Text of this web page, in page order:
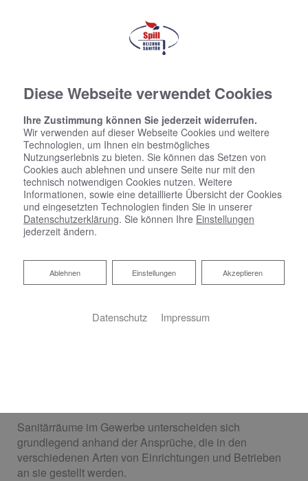
Sanitärräume im Gewerbe unterscheiden sich
grundlegend anhand der Ansprüche, die in den
verschiedenen Arten von Einrichtungen und Betrieben
an sie gestellt werden.
Diese Webseite verwendet Cookies
Ihre Zustimmung können Sie jederzeit widerrufen.
Wir verwenden auf dieser Webseite Cookies und weitere
Technologien, um Ihnen ein bestmögliches
Nutzungserlebnis zu bieten. Sie können das Setzen von
Cookies auch ablehnen und unsere Seite nur mit den
technisch notwendigen Cookies nutzen. Weitere
Informationen, sowie eine detaillierte Übersicht der Cookies
und eingesetzten Technologien finden Sie in unserer
Datenschutzerklärung. Sie können Ihre Einstellungen
jederzeit ändern.
Akzeptieren
Einstellungen
Ablehnen
Ablehnen
Datenschutz Impressum